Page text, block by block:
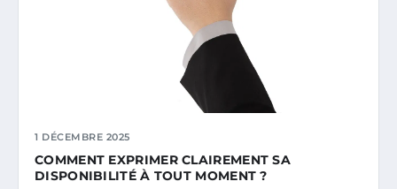
1 DÉCEMBRE 2025
COMMENT EXPRIMER CLAIREMENT SA
DISPONIBILITÉ À TOUT MOMENT ?